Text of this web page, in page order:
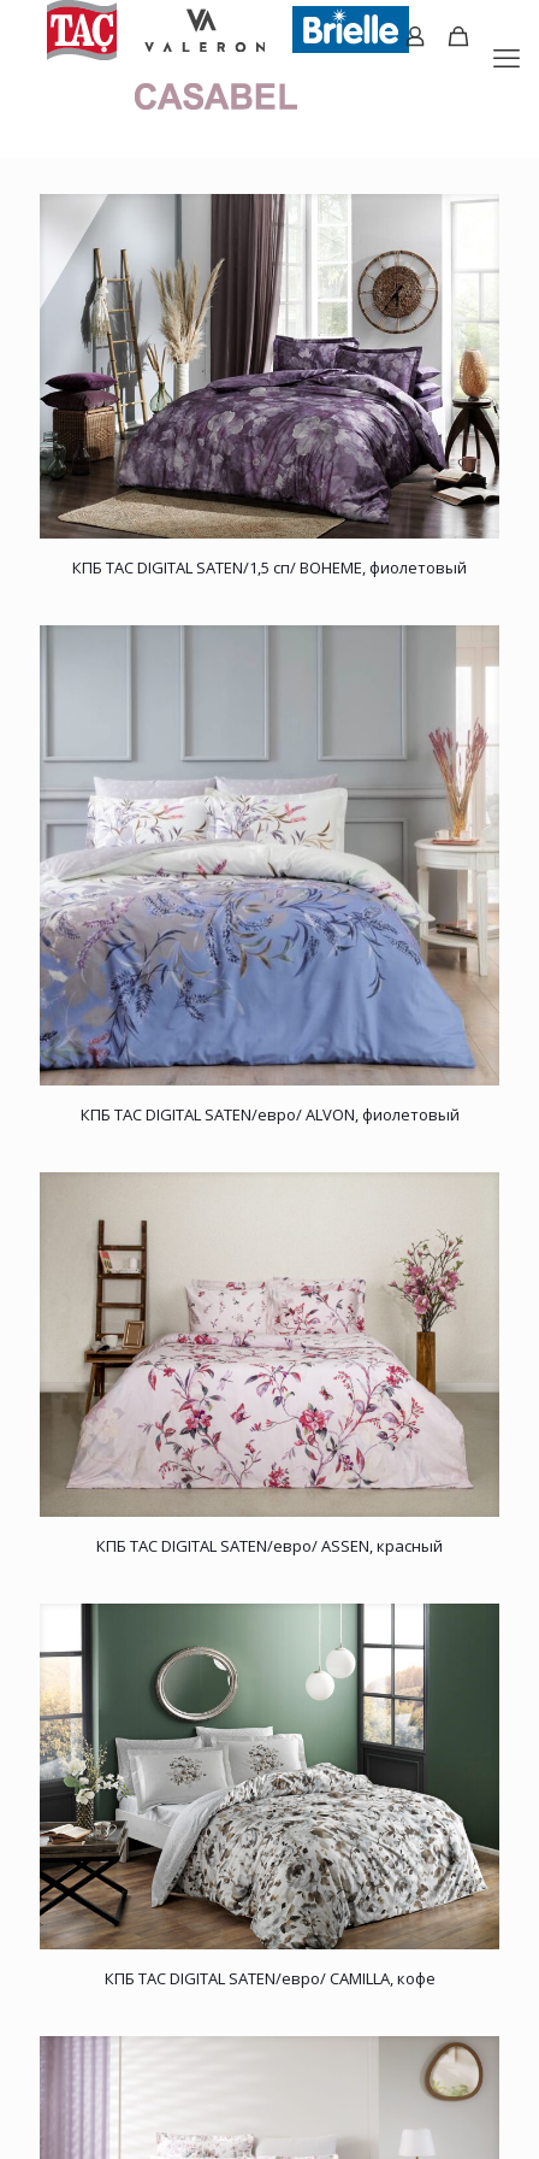
КПБ TAC DIGITAL SATEN/1,5 сп/ BOHEME, фиолетовый
КПБ TAC DIGITAL SATEN/евро/ ALVON, фиолетовый
КПБ TAC DIGITAL SATEN/евро/ ASSEN, красный
КПБ TAC DIGITAL SATEN/евро/ CAMILLA, кофе